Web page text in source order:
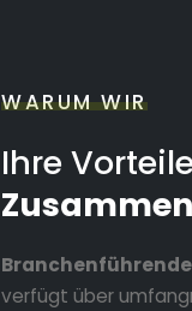
WARUM WIR
Ihre
verfügt über